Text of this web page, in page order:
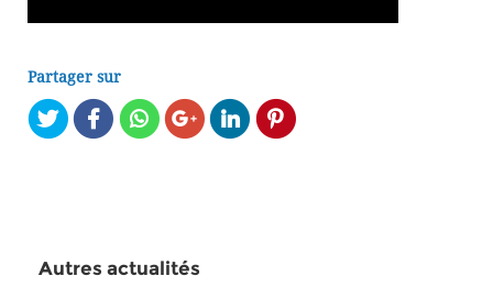
Partager sur
Autres actualités